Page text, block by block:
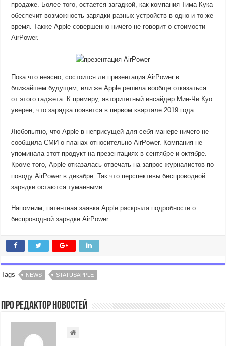
продаже. Более того, остается загадкой, как компания Тима Кука
обеспечит возможность зарядки разных устройств в одно и то же
время. Также Apple совершенно ничего не говорит о стоимости
AirPower.
Пока что неясно, состоится ли презентация AirPower в
ближайшем будущем, или же Apple решила вообще отказаться
от этого гаджета. К примеру, авторитетный инсайдер Мин-Чи Куо
уверен, что зарядка появится в первом квартале 2019 года.
Любопытно, что Apple в неприсущей для себя манере ничего не
сообщила СМИ о планах относительно AirPower. Компания не
упоминала этот продукт на презентациях в сентябре и октябре.
Кроме того, Apple отказалась отвечать на запрос журналистов по
поводу AirPower в декабре. Так что перспективы беспроводной
зарядки остаются туманными.
Напомним, патентная заявка Appleраскрылаподробности о
беспроводной зарядке AirPower.
Tags NEWS STATUSAPPLE
Про Редактор Новостей